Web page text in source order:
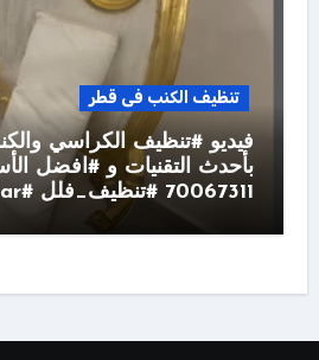
تنظيف الكنب فى قطر
فيديو #تنظيف الكراسي
بأحدث التقنيات و #افضل
70067311 #تنظيف_فلل #qatar #شركه